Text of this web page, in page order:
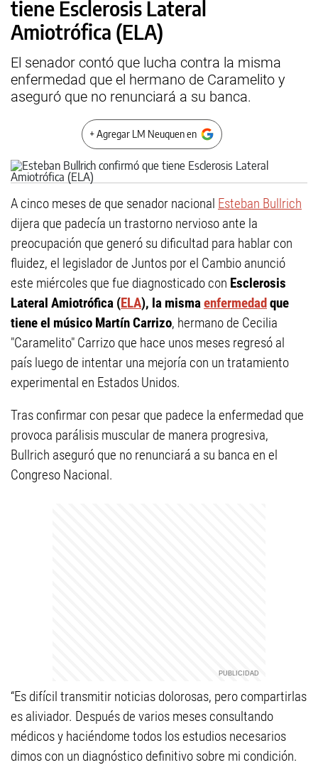
tiene Esclerosis Lateral
Amiotrófica (ELA)
El senador contó que lucha contra la misma
enfermedad que el hermano de Caramelito y
aseguró que no renunciará a su banca.
+ Agregar LM Neuquen en
A cinco meses de que senador nacional Esteban Bullrich
dijera que padecía un trastorno nervioso ante la
preocupación que generó su dificultad para hablar con
fluidez, el legislador de Juntos por el Cambio anunció
este miércoles que fue diagnosticado con Esclerosis
Lateral Amiotrófica (ELA), la mismaenfermedadque
tiene el músico Martín Carrizo, hermano de Cecilia
"Caramelito" Carrizo que hace unos meses regresó al
país luego de intentar una mejoría con un tratamiento
experimental en Estados Unidos.
Tras confirmar con pesar que padece la enfermedad que
provoca parálisis muscular de manera progresiva,
Bullrich aseguró que no renunciará a su banca en el
Congreso Nacional.
“Es difícil transmitir noticias dolorosas, pero compartirlas
es aliviador. Después de varios meses consultando
médicos y haciéndome todos los estudios necesarios
dimos con un diagnóstico definitivo sobre mi condición.